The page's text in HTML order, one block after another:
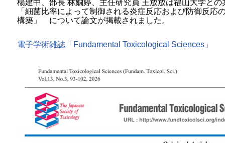
楊建中、部長 林嫺婷、主任研究員 王放放は福山大学と
「細菌比率によって制御される炎症反応および防御反
構築」 について論文が掲載されました。
電子学術雑誌「Fundamental Toxicological Sciences」